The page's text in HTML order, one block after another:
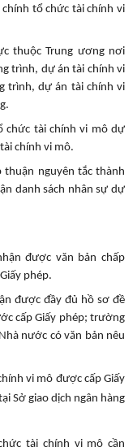
tổ chức tài chính vi
thuộc Trung ương nơi
trình, dự án tài chính vi
trình, dự án tài chính vi
chức tài chính vi mô dự
chính vi mô.
thuận nguyên tắc thành
danh sách nhân sự dự
được văn bản chấp
phép.
được đầy đủ hồ sơ đề
cấp Giấy phép; trường
nước có văn bản nêu
vi mô được cấp Giấy
Sở giao dịch ngân hàng
tài chính vi mô cần